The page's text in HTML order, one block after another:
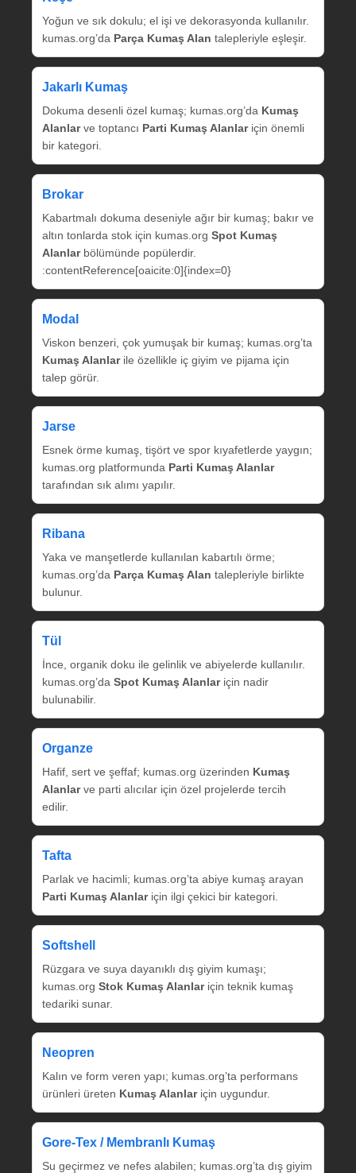
Yoğun ve sık dokulu; el işi ve dekorasyonda kullanılır.
kumas.org’da Parça Kumaş Alan talepleriyle eşleşir.
Jakarlı Kumaş
Dokuma desenli özel kumaş; kumas.org’da Kumaş
Alanlarve toptancı Parti Kumaş Alanlariçin önemli
bir kategori.
Brokar
Kabartmalı dokuma deseniyle ağır bir kumaş; bakır ve
altın tonlarda stok için kumas.org Spot Kumaş
Alanlarbölümünde popülerdir.
:contentReference[oaicite:0]{index=0}
Modal
Viskon benzeri, çok yumuşak bir kumaş; kumas.org’ta
Kumaş Alanlarile özellikle iç giyim ve pijama için
talep görür.
Jarse
Esnek örme kumaş, tişört ve spor kıyafetlerde yaygın;
kumas.org platformunda Parti Kumaş Alanlar
tarafından sık alımı yapılır.
Ribana
Yaka ve manşetlerde kullanılan kabartılı örme;
kumas.org’da Parça Kumaş Alan talepleriyle birlikte
bulunur.
Tül
İnce, organik doku ile gelinlik ve abiyelerde kullanılır.
kumas.org’da Spot Kumaş Alanlariçin nadir
bulunabilir.
Organze
Hafif, sert ve şeffaf; kumas.org üzerinden Kumaş
Alanlarve parti alıcılar için özel projelerde tercih
edilir.
Tafta
Parlak ve hacimli; kumas.org’ta abiye kumaş arayan
Parti Kumaş Alanlariçin ilgi çekici bir kategori.
Softshell
Rüzgara ve suya dayanıklı dış giyim kumaşı;
kumas.org Stok Kumaş Alanlariçin teknik kumaş
tedariki sunar.
Neopren
Kalın ve form veren yapı; kumas.org’ta performans
ürünleri üreten Kumaş Alanlariçin uygundur.
Gore‑Tex / Membranlı Kumaş
Su geçirmez ve nefes alabilen; kumas.org’ta dış giyim